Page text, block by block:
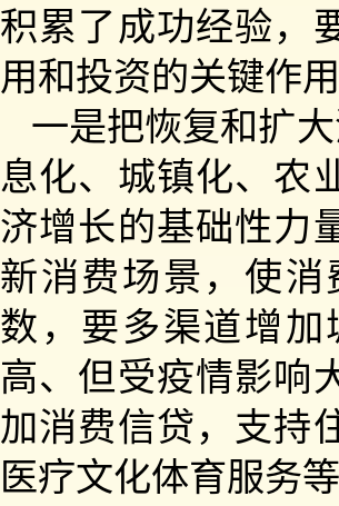
积累了成功经验，
用和投资的关键作
一是把恢复和扩
息化、城镇化、农
济增长的基础性力
新消费场景，使
数，要多渠道增
高、但受疫情影响
加消费信贷，支持
医疗文化体育服务